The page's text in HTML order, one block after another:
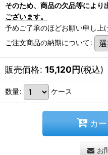
そのため、商品の欠品等により
ございます。
予めご了承のほどお願い申し上
ご注文商品の納期について:
販売価格: 15,120円(税込)
数量: ケース
カ
お